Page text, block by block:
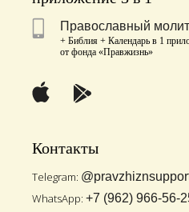
Православный
+ Библия + Календарь в 1
от фонда «Правжизнь»
Контакты
Telegram:
WhatsApp: +7 (962) 966-56-